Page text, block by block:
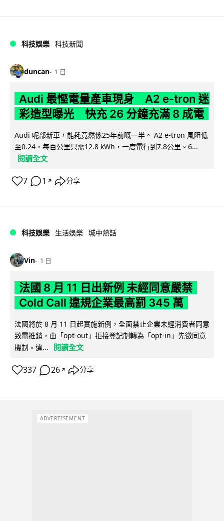
科技娛樂 科技新聞
duncan 1 日
Audi 最慳電量產車現身 A2 e-tron 迷
彩造型曝光 快充 26 分鐘充滿 8 成電
Audi 呢部新車，能耗竟然係25年前嘅一半。 A2 e-tron 風阻低
至0.24，每百公里只需12.8 kWh，一度電行到7.8公里。6...
閱讀全文
7 1 ↗ 分享
科技娛樂 生活娛樂 城中熱話
Vin 1 日
法國 8 月 11 日出新例 未經同意嚴禁
Cold Call 違規企業最高罰 345 萬
法國將於 8 月 11 日起實施新例，全面禁止企業未經消費者同意
致電推銷，由「opt-out」拒接登記制轉為「opt-in」先徵同意
機制。違...
閱讀全文
337 26 ↗ 分享
ADVERTISEMENT